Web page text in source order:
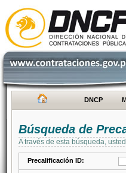
DNCP
Búsqueda de
A través de esta búsqueda,
Precalificación ID: